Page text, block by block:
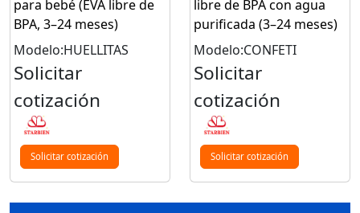
para bebé (EVA libre de
BPA, 3–24 meses)
Modelo:HUELLITAS
Solicitar
cotización
Solicitar cotización
libre de BPA con agua
purificada (3–24 meses)
Modelo:CONFETI
Solicitar
cotización
Solicitar cotización